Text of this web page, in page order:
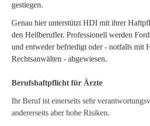
gestiegen.
Genau hier unterstützt HDI mit ihrer
den Heilberufler. Professionell werden
und entweder befriedigt oder - notfalls mit
Rechtsanwälten - abgewiesen.
Berufshaftpflicht für Ärzte
Ihr Beruf ist einerseits sehr
andererseits aber hohe Risiken.